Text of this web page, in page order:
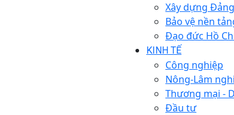
Xây dựng
Bảo vệ nền
Đạo đức Hồ
KINH TẾ
Công nghiệp
Nông-Lâm
Thương mại -
Đầu tư